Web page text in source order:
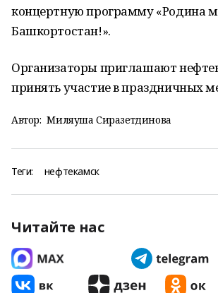
концертную программу «Родина
Башкортостан!».
Организаторы приглашают
принять участие в праздничных
Автор: Миляуша Сиразетдинова
Теги: нефтекамск
Читайте нас